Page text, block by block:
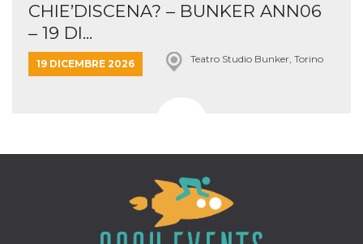
CHIE’DISCENA? – BUNKER ANN06
– 19 DI...
19 DICEMBRE 2026 Teatro Studio Bunker, Torino